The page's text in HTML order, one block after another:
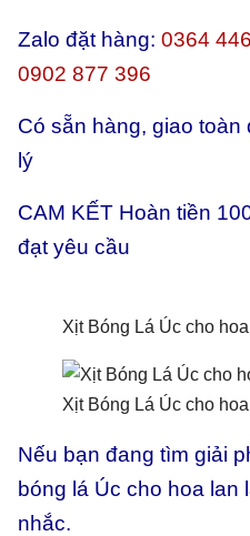
Zalo đặt hàng: 0364
0902 877 396
Có sẵn hàng, giao
lý
CAM KẾT Hoàn tiền
đạt yêu cầu
Xịt Bóng Lá Úc cho
Xịt Bóng Lá Úc cho
Nếu bạn đang tìm giải
bóng lá Úc cho hoa lan
nhắc.